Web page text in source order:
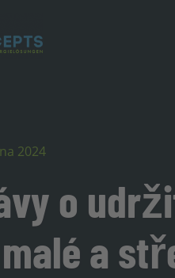
2024
o
a